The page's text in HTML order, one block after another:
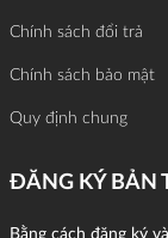
Chính sách đổi trả
Chính sách bảo mật
Quy định chung
ĐĂNG KÝ BẢN
Bằng cách đăng ký